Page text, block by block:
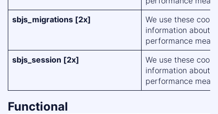
sbjs_migrations [2x]
We use these
information about
performance
sbjs_session [2x]
We use these
information about
performance
Functional